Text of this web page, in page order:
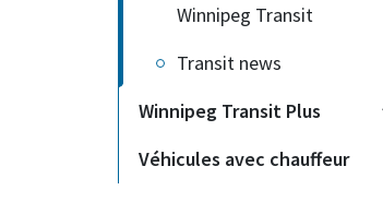
Winnipeg Transit
Transit news
Winnipeg Transit Plus
Véhicules avec chauffeur